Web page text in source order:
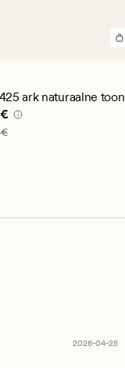
ark naturaalne toon
pris_ee
2026-04-25